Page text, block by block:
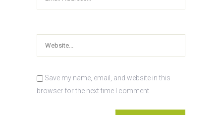
Save my name, email, and website in this
browser for the next time I comment.